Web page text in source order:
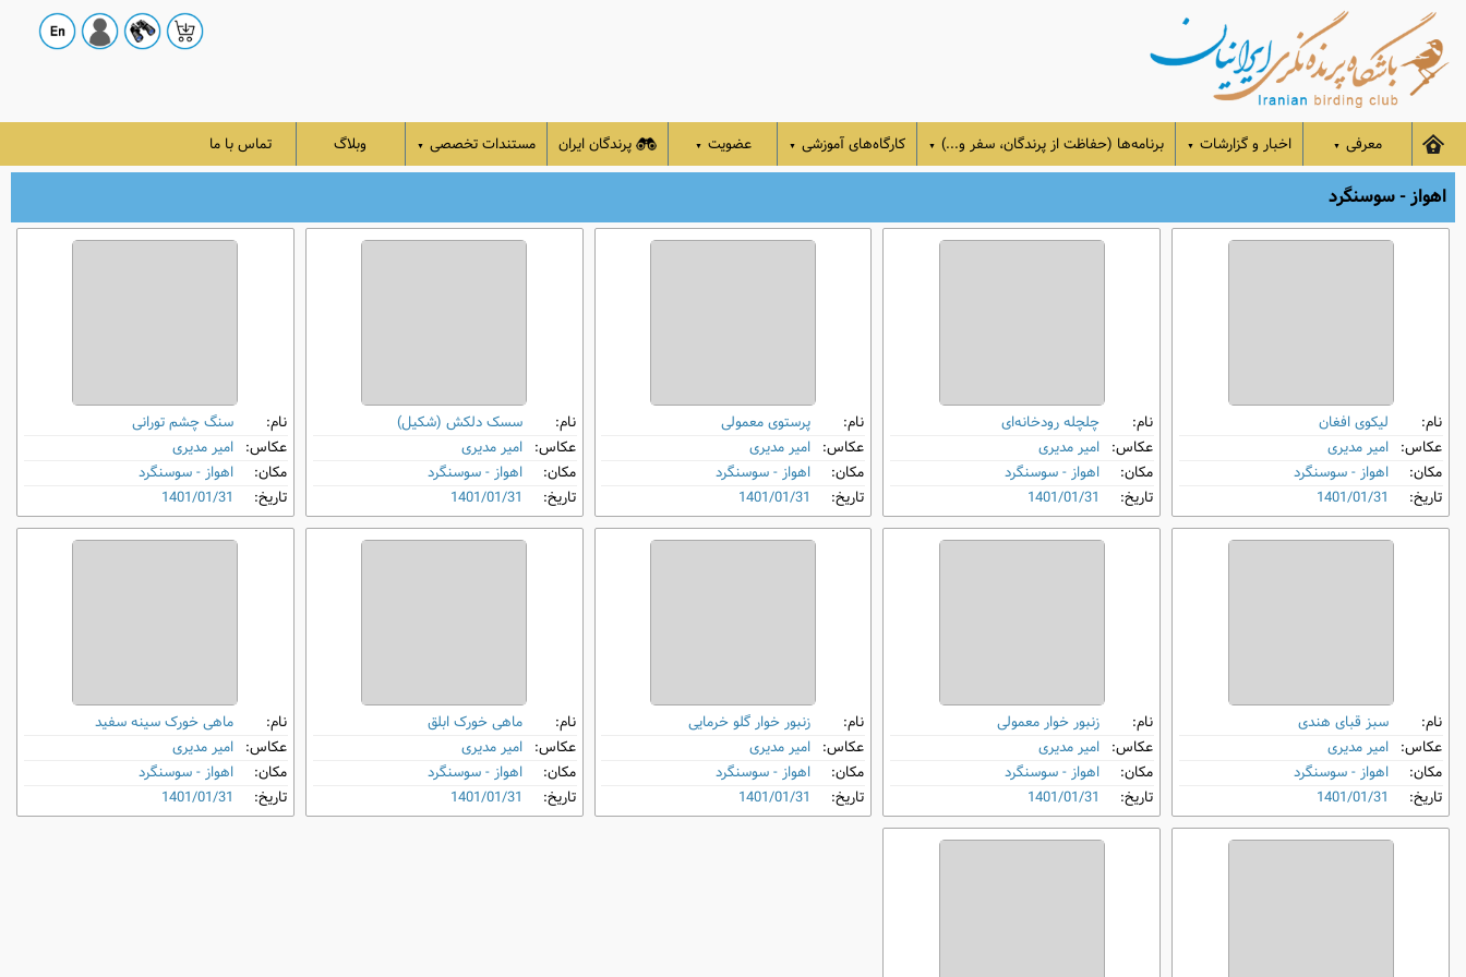
معرفی ▼ اخبار و گزارشات ▼ برنامه‌ها (حفاظت از پرندگان، سفر و...) ▼ کارگاه‌های آموزشی ▼ عضویت ▼ پرندگان ایران مستندات تخصصی ▼ وبلاگ تماس با ما
اهواز - سوسنگرد
نام:
لیکوی افغان
عکاس: امیر مدیری
مکان:
اهواز - سوسنگرد
تاریخ:
1401/01/31
نام:
چلچله رودخانه‌ای
عکاس: امیر مدیری
مکان:
اهواز - سوسنگرد
تاریخ:
1401/01/31
نام:
پرستوی معمولی
عکاس: امیر مدیری
مکان:
اهواز - سوسنگرد
تاریخ:
1401/01/31
نام:
سسک دلکش (شکیل)
عکاس: امیر مدیری
مکان:
اهواز - سوسنگرد
تاریخ:
1401/01/31
نام:
سنگ ‌چشم تورانی
عکاس: امیر مدیری
مکان:
اهواز - سوسنگرد
تاریخ:
1401/01/31
نام:
سبز قبای هندی
عکاس: امیر مدیری
مکان:
اهواز - سوسنگرد
تاریخ:
1401/01/31
نام:
زنبور خوار معمولی
عکاس: امیر مدیری
مکان:
اهواز - سوسنگرد
تاریخ:
1401/01/31
نام:
زنبور خوار گلو خرمایی
عکاس: امیر مدیری
مکان:
اهواز - سوسنگرد
تاریخ:
1401/01/31
نام:
ماهی‌ خورک ابلق
عکاس: امیر مدیری
مکان:
اهواز - سوسنگرد
تاریخ:
1401/01/31
نام:
ماهی ‌خورک سینه‌ سفید
عکاس: امیر مدیری
مکان:
اهواز - سوسنگرد
تاریخ:
1401/01/31